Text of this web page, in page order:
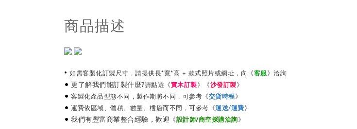
商品描述
• 如需客製化訂製尺寸，請提供長*寬*高 + 款式照片或網址， 向 《客服》 洽詢
• 更了解我們能訂製什麼?請點選《實木訂製》 《沙發訂製》
• 客製化產品型態不同，製作期將不同，可參考《交貨時程》
• 運費依區域、體積、數量、樓層而不同，可參考《運送/運費》
• 我們有豐富商業整合經驗，歡迎 《設計師/商空採購洽詢》